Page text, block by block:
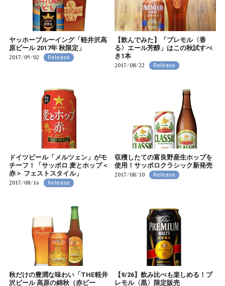
ヤッホーブルーイング「軽井沢高
原ビール 2017年 秋限定」
2017/09/02 Release
【飲んでみた】「プレモル〈香
る〉エール芳醇」はこの秋試すべ
き1本
2017/08/22 Release
ドイツビール「メルツェン」がモ
チーフ！「サッポロ 麦とホップ＜
赤＞ フェストスタイル」
2017/08/16 Release
収穫したての富良野産生ホップを
使用！サッポロクラシック新発売
2017/08/10 Release
秋だけの豊潤な味わい「THE軽井
沢ビール 高原の錦秋（赤ビー
【9/26】飲み比べも楽しめる！プ
レモル〈黒〉限定販売